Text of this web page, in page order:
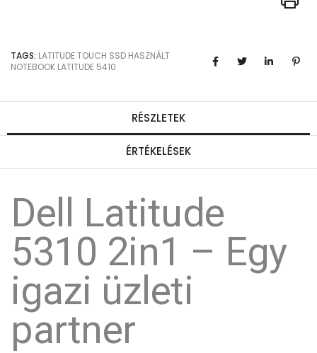
TAGS: LATITUDETOUCH SSD HASZNÁLT
NOTEBOOK LATITUDE 5410
RÉSZLETEK
ÉRTÉKELÉSEK
Dell Latitude
5310 2in1 – Egy
igazi üzleti
partner